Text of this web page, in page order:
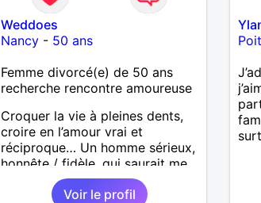
Weddoes
Nancy- 50 ans
Femme divorcé(e) de 50 ans
recherche rencontre amoureuse
Croquer la vie à pleines dents,
croire en l’amour vrai et
réciproque… Un homme sérieux,
honnête / fidèle, qui saurait me
faire rire à nouveau, est le bien
Voir le profil